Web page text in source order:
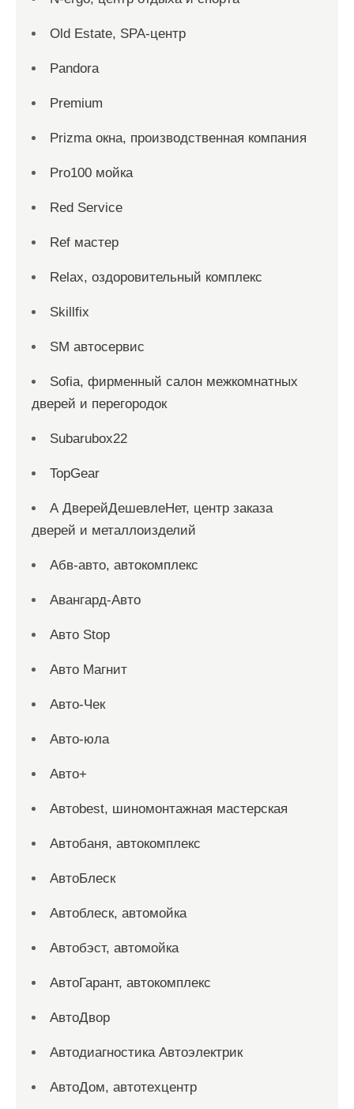
Old Estate, SPA-центр
Pandora
Premium
Prizma окна, производственная компания
Pro100 мойка
Red Service
Ref мастер
Relax, оздоровительный комплекс
Skillfix
SM автосервис
Sofia, фирменный салон межкомнатных
дверей и перегородок
Subarubox22
TopGear
А ДверейДешевлеНет, центр заказа
дверей и металлоизделий
Абв-авто, автокомплекс
Авангард-Авто
Авто Stop
Авто Магнит
Авто-Чек
Авто-юла
Авто+
Автоbest, шиномонтажная мастерская
Автобаня, автокомплекс
АвтоБлеск
Автоблеск, автомойка
Автобэст, автомойка
АвтоГарант, автокомплекс
АвтоДвор
Автодиагностика Автоэлектрик
АвтоДом, автотехцентр